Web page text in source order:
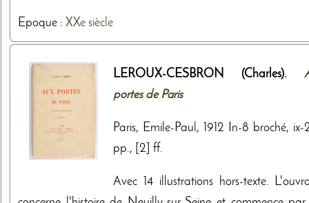
Epoque : XXe siècle
LEROUX-CESBRON (Charles).
portes de Paris
Paris, Emile-Paul, 1912 In-8 broché, ix-
pp., [2] ff.
Avec 14 illustrations hors-texte.